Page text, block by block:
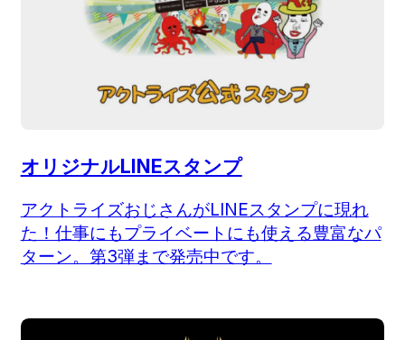
オリジナルLINEスタンプ
アクトライズおじさんがLINEスタンプに現れ
た！仕事にもプライベートにも使える豊富なパ
ターン。第3弾まで発売中です。